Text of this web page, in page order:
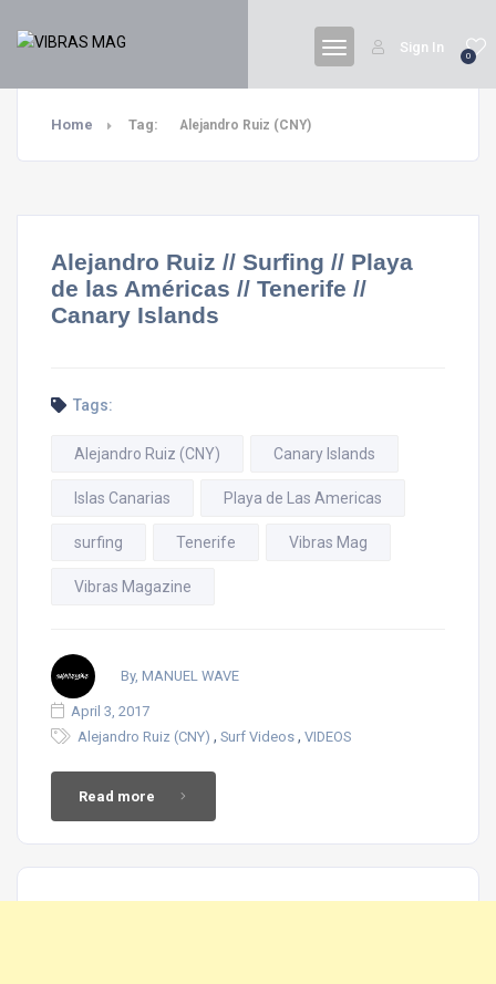
0
Sign In
Home Tag: Alejandro Ruiz (CNY)
Alejandro Ruiz // Surfing // Playa
de las Américas // Tenerife //
Canary Islands
Tags:
Alejandro Ruiz (CNY) Canary Islands
Islas Canarias Playa de Las Americas
surfing Tenerife Vibras Mag
Vibras Magazine
By, MANUEL WAVE
April 3, 2017
Alejandro Ruiz (CNY) , Surf Videos , VIDEOS
Read more